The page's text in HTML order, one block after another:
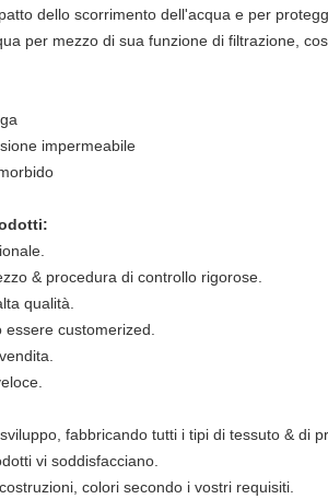
dello scorrimento dell'acqua e per
per mezzo di sua funzione di filtrazione,
impermeabile
& procedura di controllo rigorose.
qualità.
customerized.
fabbricando tutti i tipi di tessuto & di
vi soddisfacciano.
colori secondo i vostri requisiti.